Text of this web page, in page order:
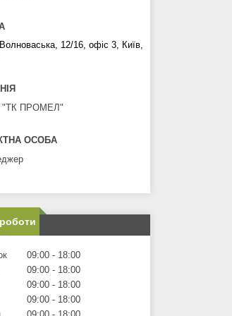
12/16, офіс 3, Київ,
"ТК ПРОМЕЛ"
09:00
18:00
09:00
18:00
09:00
18:00
09:00
18:00